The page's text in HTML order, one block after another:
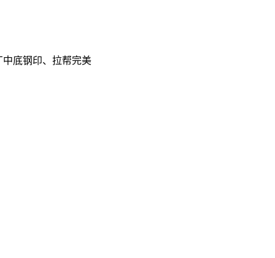
中底钢印、拉帮完美